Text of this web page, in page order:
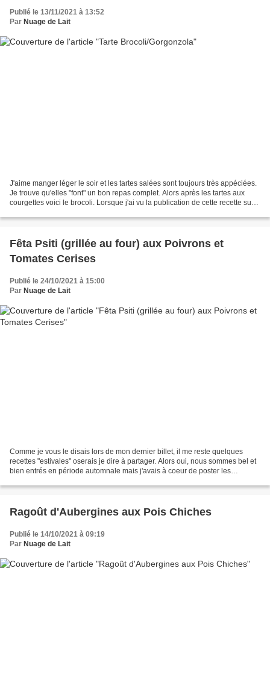
Publié le 13/11/2021 à 13:52
Par Nuage de Lait
J'aime manger léger le soir et les tartes salées sont toujours très appéciées.
Je trouve qu'elles "font" un bon repas complet. Alors après les tartes aux
courgettes voici le brocoli. Lorsque j'ai vu la publication de cette recette sur
Fêta Psiti (grillée au four) aux Poivrons et
Tomates Cerises
Publié le 24/10/2021 à 15:00
Par Nuage de Lait
Comme je vous le disais lors de mon dernier billet, il me reste quelques
recettes "estivales" oserais je dire à partager. Alors oui, nous sommes bel et
bien entrés en période automnale mais j'avais à coeur de poster les
Ragoût d'Aubergines aux Pois Chiches
Publié le 14/10/2021 à 09:19
Par Nuage de Lait